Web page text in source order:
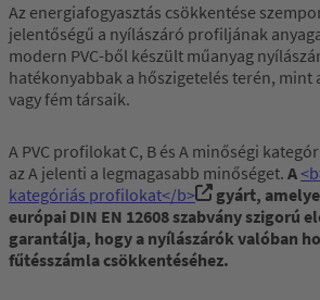
Az energiafogyasztás csökkentése
jelentőségű a nyílászáró profiljának
modern PVC-ből készült műanyag
hatékonyabbak a hőszigetelés terén, mint
vagy fém társaik.
A PVC profilokat C, B és A minőségi
az A jelenti a legmagasabb minőséget. A
kategóriás profilokat</b>
gyárt,
európai DIN EN 12608 szabvány szigorú
garantálja, hogy a nyílászárók valóban
fűtésszámla csökkentéséhez.